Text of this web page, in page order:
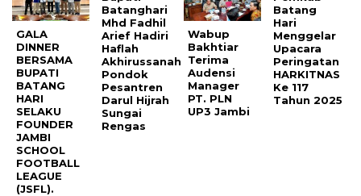
GALA
DINNER
BERSAMA
BUPATI
BATANG
HARI
SELAKU
FOUNDER
JAMBI
SCHOOL
FOOTBALL
LEAGUE
(JSFL).
Batanghari
Mhd Fadhil
Arief Hadiri
Haflah
Akhirussanah
Pondok
Pesantren
Darul Hijrah
Sungai
Rengas
Wabup
Bakhtiar
Terima
Audensi
Manager
PT. PLN
UP3 Jambi
Batang
Hari
Menggelar
Upacara
Peringatan
HARKITNAS
Ke 117
Tahun 2025